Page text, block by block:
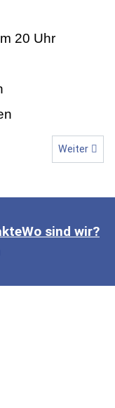
20 Uhr
und
Nächster
Weiter
Wo sind wir?